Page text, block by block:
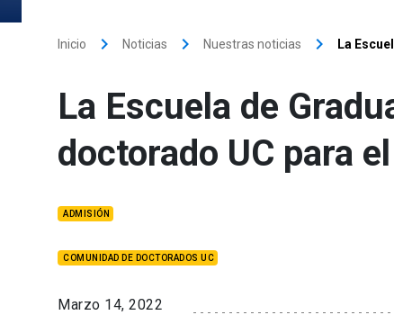
Inicio keyboard_arrow_right Noticias keyboard_arrow_right Nuestras noticias keyboard_arrow_right La
La Escuela de
doctorado UC para
ADMISIÓN
COMUNIDAD DE DOCTORADOS UC
Marzo 14, 2022